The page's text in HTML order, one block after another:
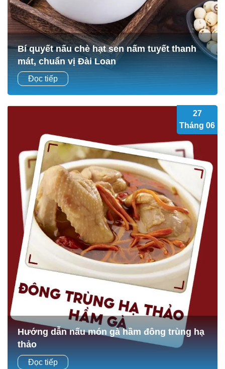
Bí quyết nấu chè hạt sen nấm tuyết thanh
mát, chuẩn vị Đài Loan
Chè hạt sen nấm tuyết là món tráng miệng thanh mát, rất
được ưa chuộng trong những ngày hè oi ả. Nhờ sự kết hợp
tinh tế giữa hạt sen,...
Đọc tiếp
27
Tháng 06
Hướng dẫn nấu món gà hầm đông trùng hạ
thảo
Gà hầm đông trùng hạ thảo là món ăn không chỉ ngon mà
Đọc tiếp